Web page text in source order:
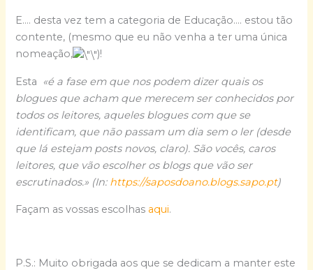
E…. desta vez tem a categoria de Educação…. estou tão
contente, (mesmo que eu não venha a ter uma única
nomeação,
)!
Esta «é a fase em que nos podem dizer quais os
blogues que acham que merecem ser conhecidos por
todos os leitores, aqueles blogues com que se
identificam, que não passam um dia sem o ler (desde
que lá estejam posts novos, claro). São vocês, caros
leitores, que vão escolher os blogs que vão ser
escrutinados.» (In: https://saposdoano.blogs.sapo.pt)
Façam as vossas escolhas aqui.
P.S.: Muito obrigada aos que se dedicam a manter este